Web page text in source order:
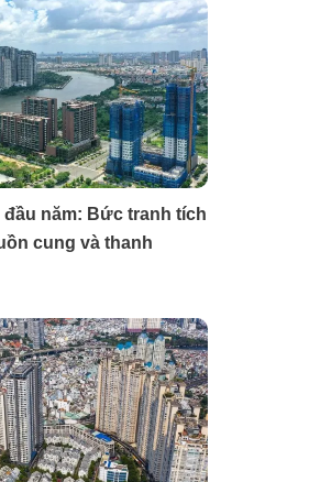
đầu năm: Bức tranh tích
cung và thanh